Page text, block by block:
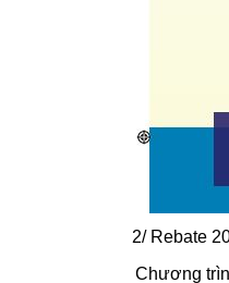
2/ Rebate
Chương